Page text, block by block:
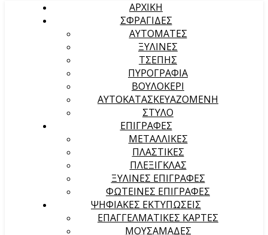
ΑΡΧΙΚΉ
ΣΦΡΑΓΙΔΕΣ
ΑΥΤΟΜΑΤΕΣ
ΞΥΛΙΝΕΣ
ΤΣΕΠΗΣ
ΠΥΡΟΓΡΑΦΙΑ
ΒΟΥΛΟΚΕΡΙ
ΑΥΤΟΚΑΤΑΣΚΕΥΑΖΟΜΕΝΗ
ΣΤΥΛΟ
ΕΠΙΓΡΑΦΕΣ
ΜΕΤΑΛΛΙΚΕΣ
ΠΛΑΣΤΙΚΕΣ
ΠΛΕΞΙΓΚΛΑΣ
ΞΥΛΙΝΕΣ ΕΠΙΓΡΑΦΕΣ
ΦΩΤΕΙΝΕΣ ΕΠΙΓΡΑΦΕΣ
ΨΗΦΙΑΚΕΣ ΕΚΤΥΠΩΣΕΙΣ
ΕΠΑΓΓΕΛΜΑΤΙΚΕΣ ΚΑΡΤΕΣ
ΜΟΥΣΑΜΑΔΕΣ